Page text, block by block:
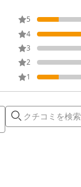
5
4
3
2
1